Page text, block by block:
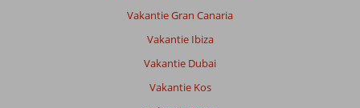
Vakantie Gran Canaria
Vakantie Ibiza
Vakantie Dubai
Vakantie Kos